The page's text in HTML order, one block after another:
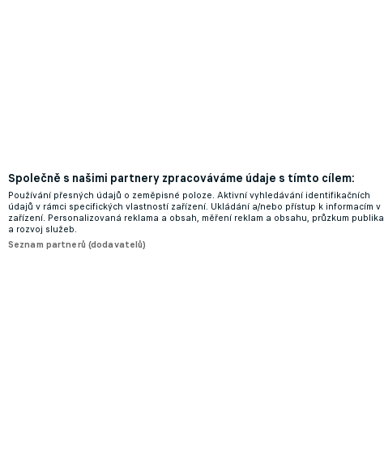
Společně s našimi partnery zpracováváme údaje s tímto cílem:
Používání přesných údajů o zeměpisné poloze. Aktivní vyhledávání identifikačních
údajů v rámci specifických vlastností zařízení. Ukládání a/nebo přístup k informacím v
zařízení. Personalizovaná reklama a obsah, měření reklam a obsahu, průzkum publika
a rozvoj služeb.
Seznam partnerů (dodavatelů)